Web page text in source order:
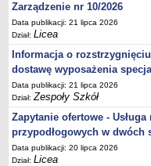
Zarządzenie nr 10/2026
Data publikacji: 21 lipca 2026
Dział:Licea
Informacja o
dostawę wyposażenia
Data publikacji: 21 lipca 2026
Dział:Zespoły Szkół
Zapytanie ofertowe -
przypodłogowych w dwóch
Data publikacji: 20 lipca 2026
Dział:Licea